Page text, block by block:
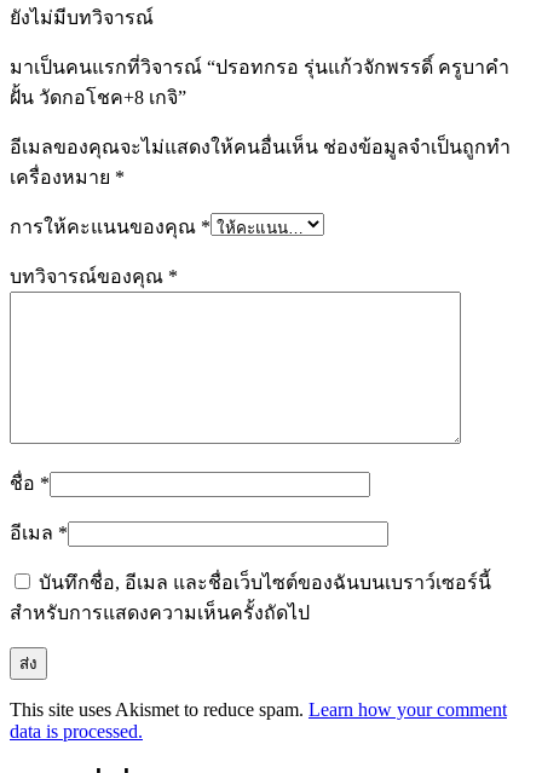
ยังไม่มีบทวิจารณ์
มาเป็นคนแรกที่วิจารณ์ “ปรอทกรอ รุ่นแก้วจักพรรดิ์ ครูบาคำ
ฝั้น วัดกอโชค+8 เกจิ”
อีเมลของคุณจะไม่แสดงให้คนอื่นเห็น ช่องข้อมูลจำเป็นถูกทำ
เครื่องหมาย *
การให้คะแนนของคุณ *
บทวิจารณ์ของคุณ *
ชื่อ *
อีเมล *
บันทึกชื่อ, อีเมล และชื่อเว็บไซต์ของฉันบนเบราว์เซอร์นี้
สำหรับการแสดงความเห็นครั้งถัดไป
This site uses Akismet to reduce spam. Learn how your comment
data is processed.